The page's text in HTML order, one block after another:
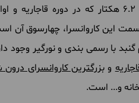
با وسعتی برابر با 6.2 هکتار که در
کاروانسرا، چهارسوق آن
با رسمی بندی و نورگیر وجود
و بزرگترین کاروانسرای
و... است.